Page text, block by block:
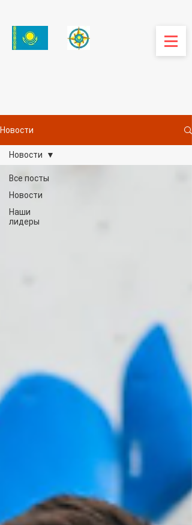
Новости
Все посты
Новости
Наши
лидеры
Новости